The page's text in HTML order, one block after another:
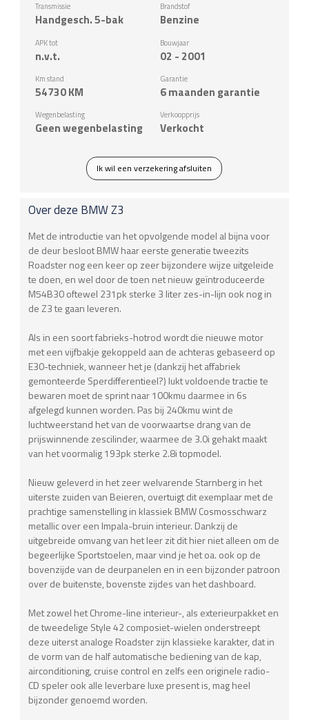
Transmissie
Handgesch. 5-bak
Brandstof
Benzine
APK tot
n.v.t.
Bouwjaar
02 - 2001
Km stand
54730KM
Garantie
6 maanden garantie
Wegenbelasting
Geen wegenbelasting
Verkoopprijs
Verkocht
Ik wil een verzekering afsluiten
Over deze BMWZ3
Met de introductie van het opvolgende model al bijna voor
de deur besloot BMW haar eerste generatie tweezits
Roadster nog een keer op zeer bijzondere wijze uitgeleide
te doen, en wel door de toen net nieuw geïntroduceerde
M54B30 oftewel 231pk sterke 3 liter zes-in-lijn ook nog in
de Z3 te gaan leveren.
Als in een soort fabrieks-hotrod wordt die nieuwe motor
met een vijfbakje gekoppeld aan de achteras gebaseerd op
E30-techniek, wanneer het je (dankzij het affabriek
gemonteerde Sperdifferentieel?) lukt voldoende tractie te
bewaren moet de sprint naar 100kmu daarmee in 6s
afgelegd kunnen worden. Pas bij 240kmu wint de
luchtweerstand het van de voorwaartse drang van de
prijswinnende zescilinder, waarmee de 3.0i gehakt maakt
van het voormalig 193pk sterke 2.8i topmodel.
Nieuw geleverd in het zeer welvarende Starnberg in het
uiterste zuiden van Beieren, overtuigt dit exemplaar met de
prachtige samenstelling in klassiek BMW Cosmosschwarz
metallic over een Impala-bruin interieur. Dankzij de
uitgebreide omvang van het leer zit dit hier niet alleen om de
begeerlijke Sportstoelen, maar vind je het oa. ook op de
bovenzijde van de deurpanelen en in een bijzonder patroon
over de buitenste, bovenste zijdes van het dashboard.
Met zowel het Chrome-line interieur-, als exterieurpakket en
de tweedelige Style 42 composiet-wielen onderstreept
deze uiterst analoge Roadster zijn klassieke karakter, dat in
de vorm van de half automatische bediening van de kap,
airconditioning, cruise control en zelfs een originele radio-
CD speler ook alle leverbare luxe present is, mag heel
bijzonder genoemd worden.